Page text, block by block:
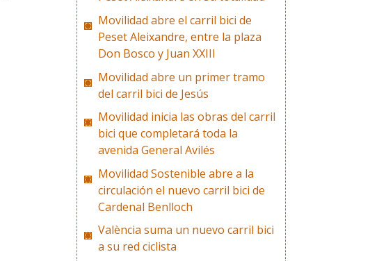
Movilidad abre el carril bici de
Peset Aleixandre, entre la plaza
Don Bosco y Juan XXIII
Movilidad abre un primer tramo
del carril bici de Jesús
Movilidad inicia las obras del carril
bici que completará toda la
avenida General Avilés
Movilidad Sostenible abre a la
circulación el nuevo carril bici de
Cardenal Benlloch
València suma un nuevo carril bici
a su red ciclista